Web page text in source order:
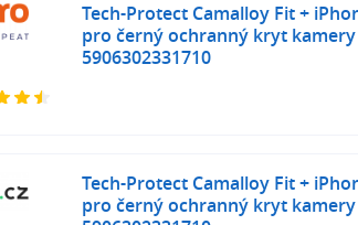
Tech-Protect Camalloy Fit +
pro černý ochranný kryt kamery
5906302331710
Tech-Protect Camalloy Fit +
pro černý ochranný kryt kamery